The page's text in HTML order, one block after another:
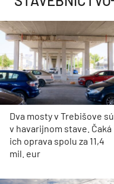
Dva mosty v Trebišove sú
v havarijnom stave. Čaká
ich oprava spolu za 11,4
mil. eur